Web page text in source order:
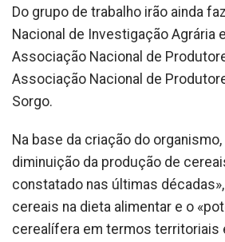
Do grupo de trabalho irão ainda
Nacional de Investigação Agrária
Associação Nacional de
Associação Nacional de
Sorgo.
Na base da criação do
diminuição da produção de
constatado nas últimas
cereais na dieta alimentar e o
cerealífera em termos territoriais